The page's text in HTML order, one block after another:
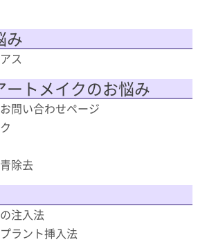
み
ス
ートメイクのお悩み
問い合わせページ
除去
注入法
ラント挿入法